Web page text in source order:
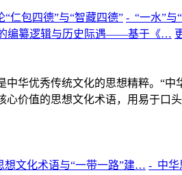
“仁包四德”与“智藏四德” - “一水”
编纂逻辑与历史际遇——基于《…
中华优秀传统文化的思想精粹。“
心价值的思想文化术语，用易于口
想文化术语与“一带一路”建… - 中